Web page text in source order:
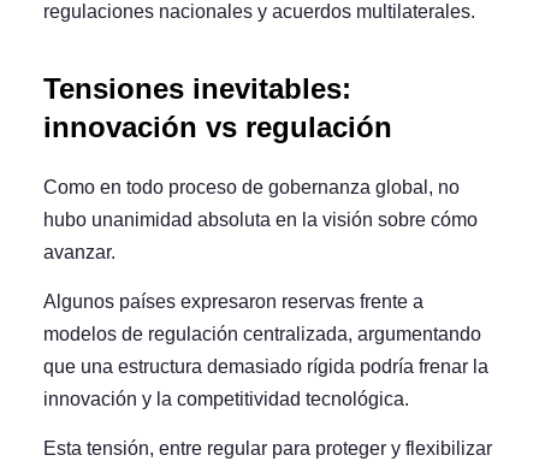
regulaciones nacionales y acuerdos multilaterales.
Tensiones inevitables:
innovación vs regulación
Como en todo proceso de gobernanza global, no
hubo unanimidad absoluta en la visión sobre cómo
avanzar.
Algunos países expresaron reservas frente a
modelos de regulación centralizada, argumentando
que una estructura demasiado rígida podría frenar la
innovación y la competitividad tecnológica.
Esta tensión, entre regular para proteger y flexibilizar